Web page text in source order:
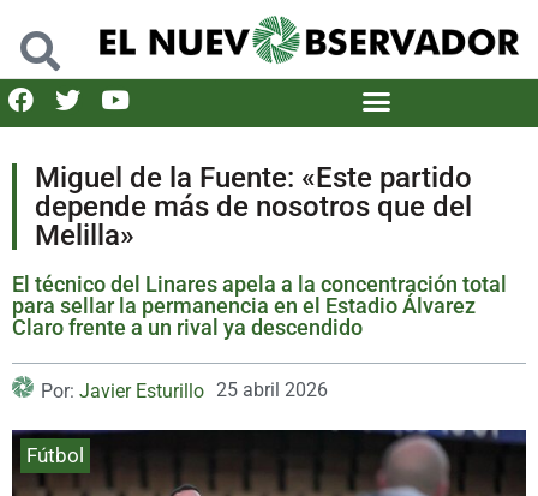
Miguel de la Fuente: «Este partido
depende más de nosotros que del
Melilla»
El técnico del Linares apela a la concentración total
para sellar la permanencia en el Estadio Álvarez
Claro frente a un rival ya descendido
Por: Javier Esturillo 25 abril 2026
Fútbol